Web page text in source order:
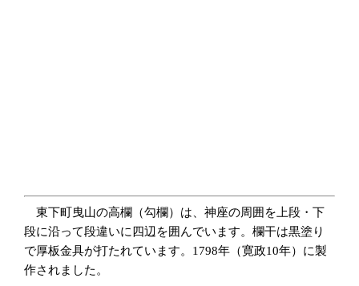
東下町曳山の高欄（勾欄）は、神座の周囲を上段・下
段に沿って段違いに四辺を囲んでいます。欄干は黒塗り
で厚板金具が打たれています。1798年（寛政10年）に製
作されました。